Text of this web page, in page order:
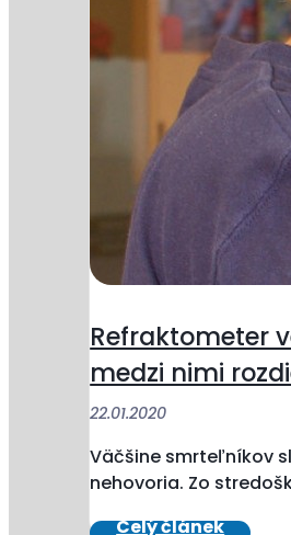
Refraktometer
medzi nimi
22.01.2020
Väčšine smrteľníkov
nehovoria. Zo